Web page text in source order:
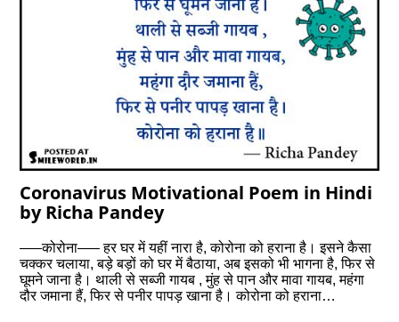
Coronavirus Motivational Poem in Hindi
by Richa Pandey
—–कोरोना—– हर घर में यहीं नारा है, कोरोना को हराना है। इसने कैसा
चक्कर चलाया, बड़े बड़ों को घर में बैठाया, अब इसको भी भागना है, फिर से
घूमने जाना है। थाली से सब्जी गायब , मुंह से पान और मावा गायब, महंगा
दौर जमाना हैं, फिर से पनीर पापड़ खाना है। कोरोना को हराना…